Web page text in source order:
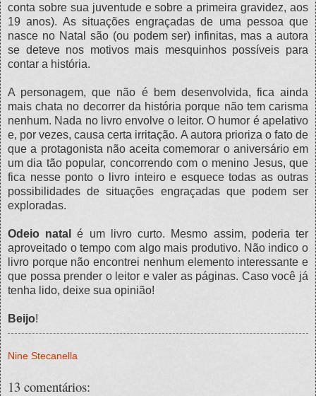
conta sobre sua juventude e sobre a primeira gravidez, aos
19 anos). As situações engraçadas de uma pessoa que
nasce no Natal são (ou podem ser) infinitas, mas a autora
se deteve nos motivos mais mesquinhos possíveis para
contar a história.
A personagem, que não é bem desenvolvida, fica ainda
mais chata no decorrer da história porque não tem carisma
nenhum. Nada no livro envolve o leitor. O humor é apelativo
e, por vezes, causa certa irritação. A autora prioriza o fato de
que a protagonista não aceita comemorar o aniversário em
um dia tão popular, concorrendo com o menino Jesus, que
fica nesse ponto o livro inteiro e esquece todas as outras
possibilidades de situações engraçadas que podem ser
exploradas.
Odeio natal
é um livro curto. Mesmo assim, poderia ter
aproveitado o tempo com algo mais produtivo. Não indico o
livro porque não encontrei nenhum elemento interessante e
que possa prender o leitor e valer as páginas. Caso você já
tenha lido, deixe sua opinião!
Beijo!
Nine Stecanella
13 comentários: